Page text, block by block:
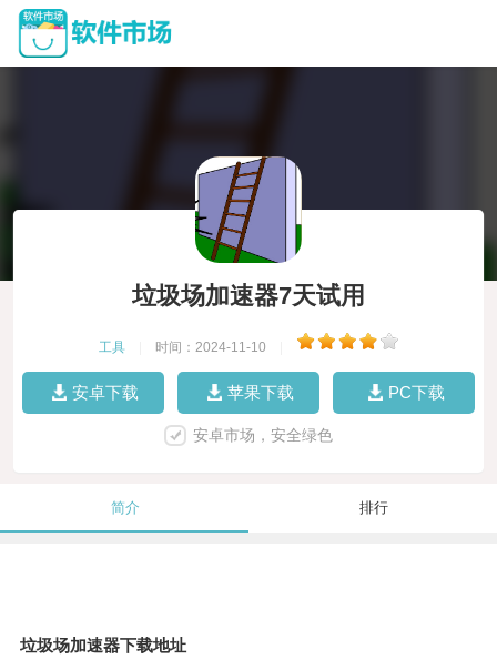
垃圾场加速器7天试用
工具 时间：2024-11-10
安卓下载 苹果下载 PC下载
安卓市场，安全绿色
简介 排行
垃圾场加速器下载地址